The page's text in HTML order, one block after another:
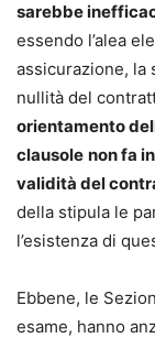
sarebbe
essendo l’alea
assicurazione, la
nullità del
orientamento
clausole non fa
validità del
della stipula le
l’esistenza di
Ebbene, le
esame, hanno